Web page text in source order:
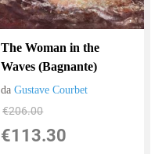
The Woman in the
Waves (Bagnante)
daGustave Courbet
€206.00
€113.30